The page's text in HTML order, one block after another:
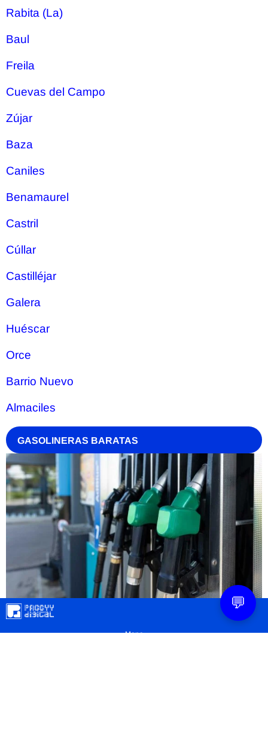
Rabita (La)
Baul
Freila
Cuevas del Campo
Zújar
Baza
Caniles
Benamaurel
Castril
Cúllar
Castilléjar
Galera
Huéscar
Orce
Barrio Nuevo
Almaciles
GASOLINERAS BARATAS
Mapa
💬